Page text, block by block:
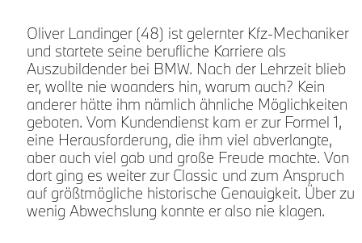
Oliver Landinger (48) ist gelernter Kfz-Mechaniker
und startete seine berufliche Karriere als
Auszubildender bei BMW. Nach der Lehrzeit blieb
er, wollte nie woanders hin, warum auch? Kein
anderer hätte ihm nämlich ähnliche Möglichkeiten
geboten. Vom Kundendienst kam er zur Formel 1,
eine Herausforderung, die ihm viel abverlangte,
aber auch viel gab und große Freude machte. Von
dort ging es weiter zur Classic und zum Anspruch
auf größtmögliche historische Genauigkeit. Über zu
wenig Abwechslung konnte er also nie klagen.